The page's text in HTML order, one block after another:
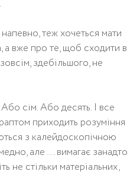
теж хочеться мати
а вже про те, щоб сходити в
здебільшого, не
сім. Або десять. І все
приходить розуміння
з калейдоскопічною
але … вимагає занадто
не стільки матеріальних,